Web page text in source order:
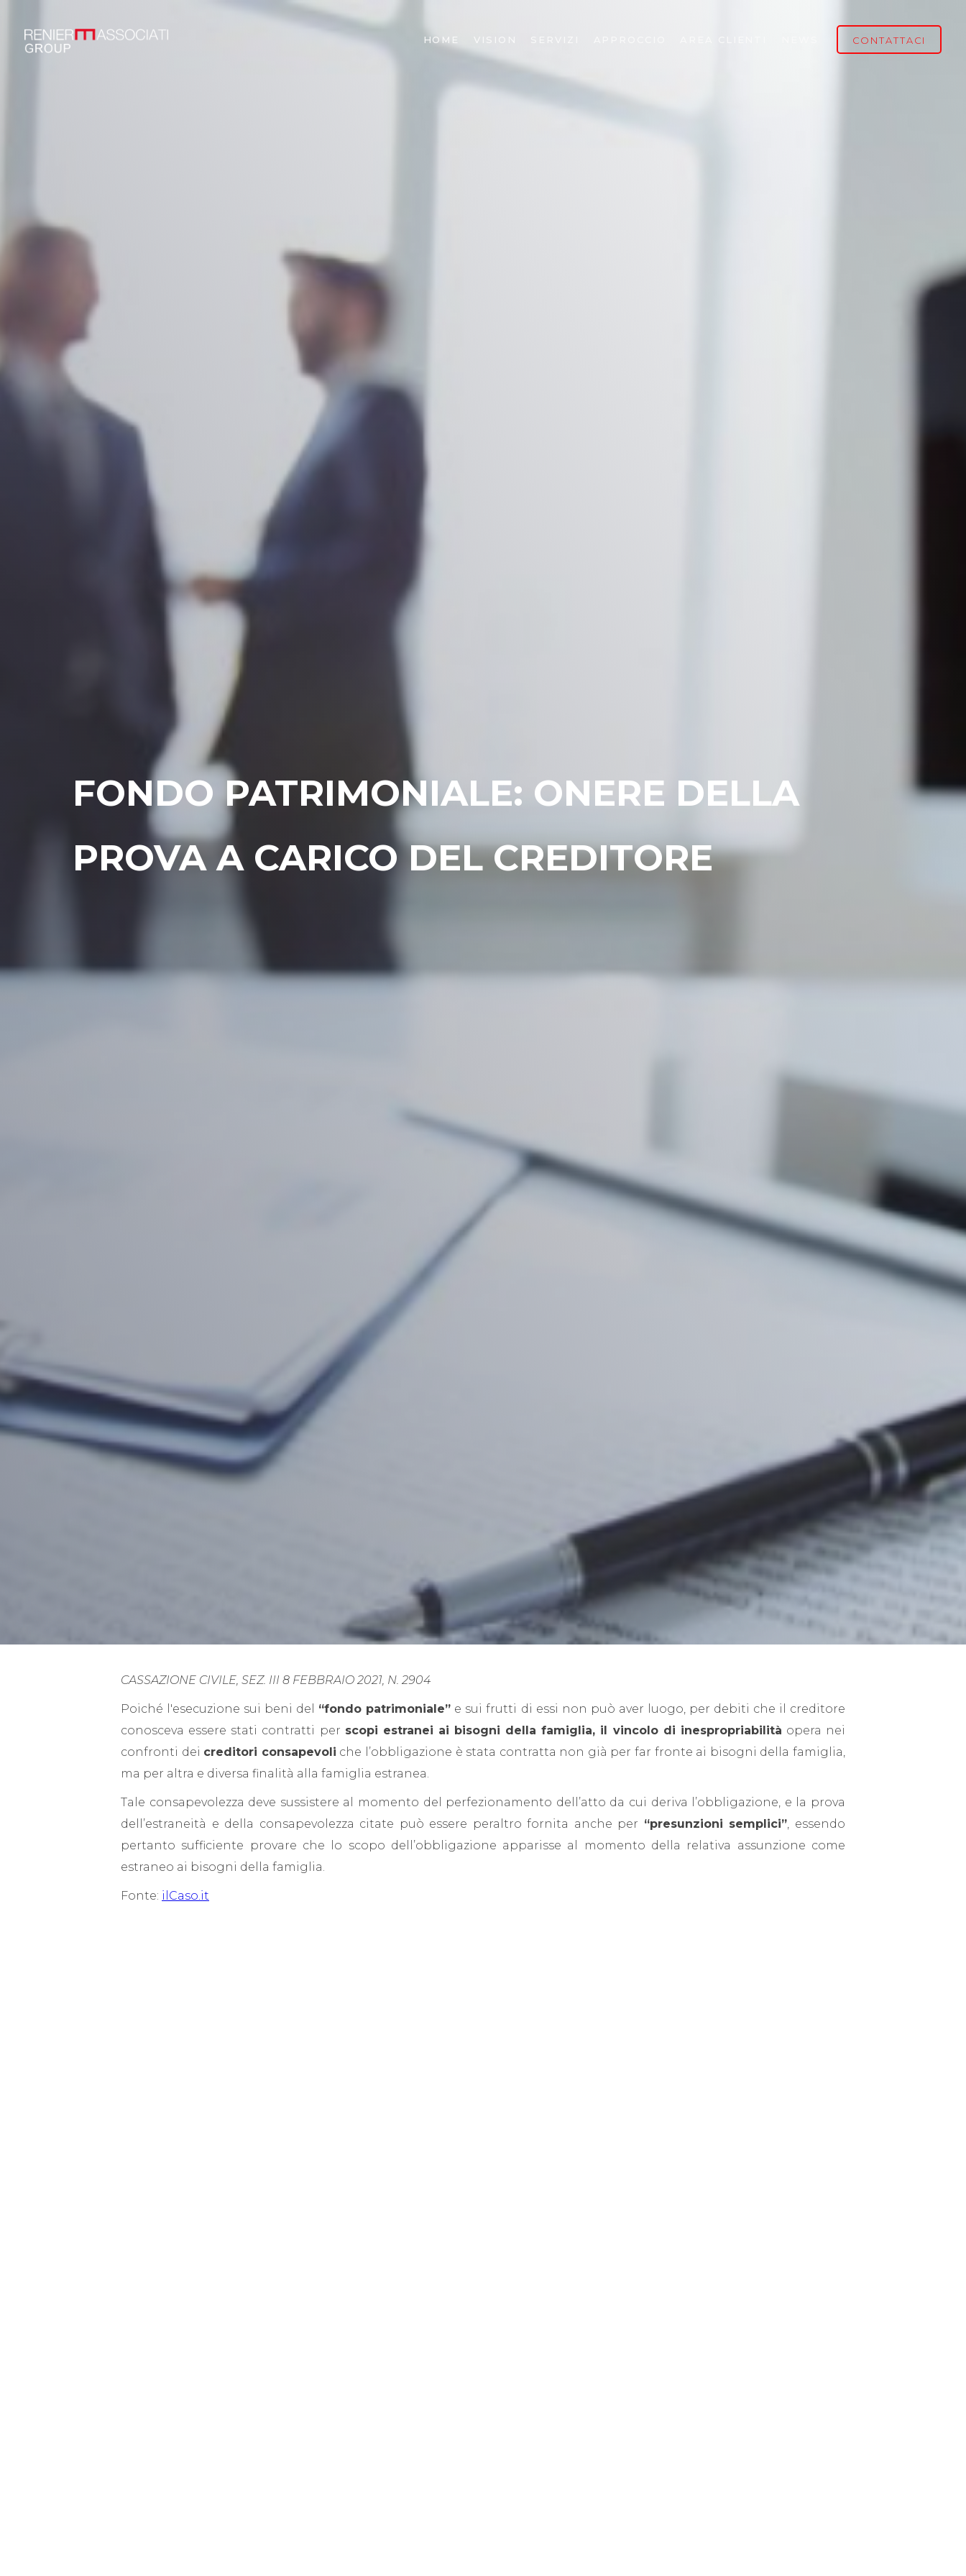
HOME VISION CONTATTACI
FONDO PATRIMONIALE: ONERE DELLA
PROVA A CARICO DEL CREDITORE
CASSAZIONE CIVILE, SEZ. III 8 FEBBRAIO 2021, N. 2904
Poiché l'esecuzione sui beni del “fondo patrimoniale” e sui frutti di essi non può aver luogo, per debiti che il creditore
conosceva essere stati contratti per scopi estranei ai bisogni della famiglia, il vincolo di inespropriabilità opera nei
confronti dei creditori consapevoli che l’obbligazione è stata contratta non già per far fronte ai bisogni della famiglia,
ma per altra e diversa finalità alla famiglia estranea.
Tale consapevolezza deve sussistere al momento del perfezionamento dell’atto da cui deriva l’obbligazione, e la prova
dell’estraneità e della consapevolezza citate può essere peraltro fornita anche per “presunzioni semplici”, essendo
pertanto sufficiente provare che lo scopo dell’obbligazione apparisse al momento della relativa assunzione come
estraneo ai bisogni della famiglia.
Fonte: ilCaso.it